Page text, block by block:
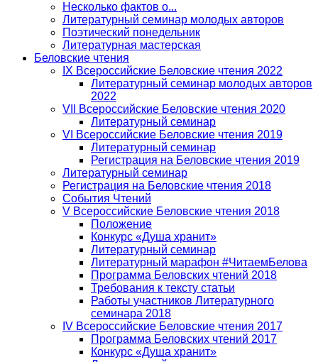
Несколько фактов о...
Литературный семинар молодых авторов
Поэтический понедельник
Литературная мастерская
Беловские чтения
IX Всероссийские Беловские чтения 2022
Литературный семинар молодых авторов
2022
VII Всероссийские Беловские чтения 2020
Литературный семинар
VI Всероссийские Беловские чтения 2019
Литературный семинар
Регистрация на Беловские чтения 2019
Литературный семинар
Регистрация на Беловские чтения 2018
События Чтений
V Всероссийские Беловские чтения 2018
Положение
Конкурс «Душа хранит»
Литературный семинар
Литературный марафон #ЧитаемБелова
Программа Беловских чтений 2018
Требования к тексту статьи
Работы участников Литературного
семинара 2018
IV Всероссийские Беловские чтения 2017
Программа Беловских чтений 2017
Конкурс «Душа хранит»